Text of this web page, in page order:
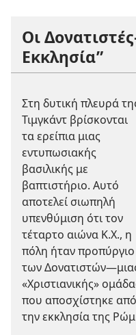
Οι Δονατιστές
Εκκλησία”
Στη δυτική πλευρά
Τιμγκάντ βρίσκονται
τα ερείπια μιας
εντυπωσιακής
βασιλικής με
βαπτιστήριο. Αυτό
αποτελεί σιωπηλή
υπενθύμιση ότι τον
τέταρτο αιώνα Κ.Χ., η
πόλη ήταν προπύργιο
των Δονατιστών
«Χριστιανικής»
που αποσχίστηκε από
την εκκλησία της